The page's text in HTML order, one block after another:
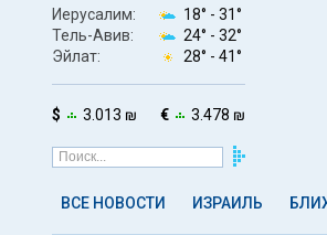
Иерусалим: 18° - 31°
Тель-Авив:
24° - 32°
Эйлат:
28° - 41°
$ 3.013 ₪ € 3.478 ₪
ВСЕ НОВОСТИ ИЗРАИЛЬ